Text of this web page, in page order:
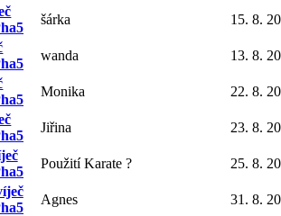
šárka
15. 8.
wanda
13. 8.
Monika
22. 8.
Jiřina
23. 8.
Použití Karate ?
25. 8.
Agnes
31. 8.